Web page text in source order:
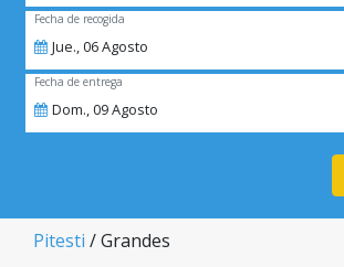
Fecha de recogida
Jue.,06Agosto
Fecha de entrega
Dom.,09Agosto
Pitesti / Grandes